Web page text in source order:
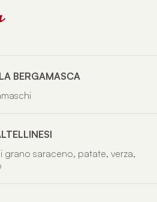
BERGAMASCA
grano saraceno, patate, verza,